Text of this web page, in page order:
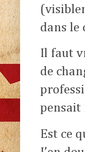
dans le
Il faut
de
pensait
Est ce